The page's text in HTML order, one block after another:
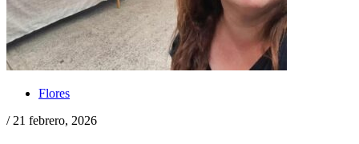
Flores
/ 21 febrero, 2026